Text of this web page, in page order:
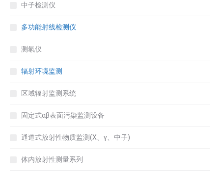
中子检测仪
多功能射线检测仪
测氡仪
辐射环境监测
区域辐射监测系统
固定式αβ表面污染监测设备
通道式放射性物质监测(X、γ、中子)
体内放射性测量系列